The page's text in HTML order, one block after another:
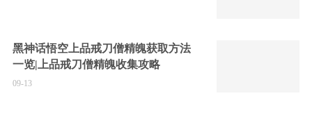
黑神话悟空上品戒刀僧精魄获取方法
一览|上品戒刀僧精魄收集攻略
09-13